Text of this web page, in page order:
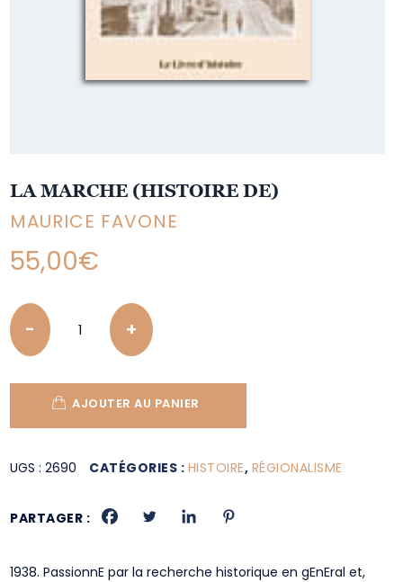
LA MARCHE (HISTOIRE DE)
MAURICE FAVONE
55,00€
Quantity
AJOUTER AU PANIER
UGS :2690 CATÉGORIES : HISTOIRE, RÉGIONALISME
PARTAGER :
1938. PassionnE par la recherche historique en gEnEral et,